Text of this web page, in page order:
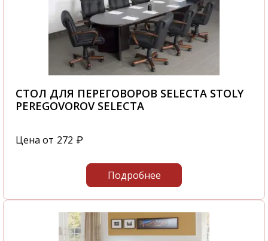
СТОЛ ДЛЯ ПЕРЕГОВОРОВ SELECTA STOLY
PEREGOVOROV SELECTA
Цена от 272 ₽
Подробнее